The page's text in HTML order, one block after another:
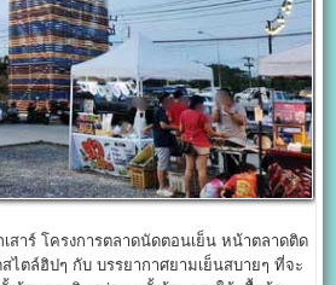
าร์ โครงการตลาดนัดตอนเย็น หน้าตลาดติด
ไตล์ฮิปๆ กับ บรรยากาศยามเย็นสบายๆ ที่จะ